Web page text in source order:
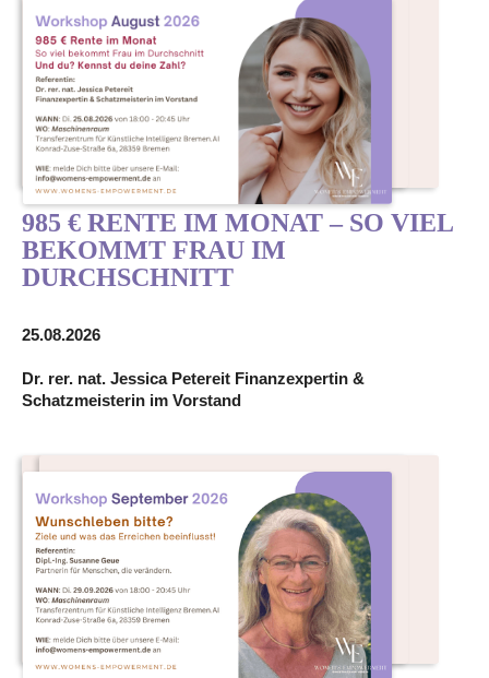
985 € RENTE IM MONAT – SO VIEL
BEKOMMT FRAU IM
DURCHSCHNITT
25.08.2026
Dr. rer. nat. Jessica Petereit Finanzexpertin &
Schatzmeisterin im Vorstand